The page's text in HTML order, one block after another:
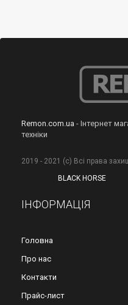
Remon.com.ua - Інтернет
техніки
2019 - 2021 (с) Всі права
BLACK HORSE
ІНФОРМАЦІЯ
Головна
Про нас
Контакти
Прайс-лист